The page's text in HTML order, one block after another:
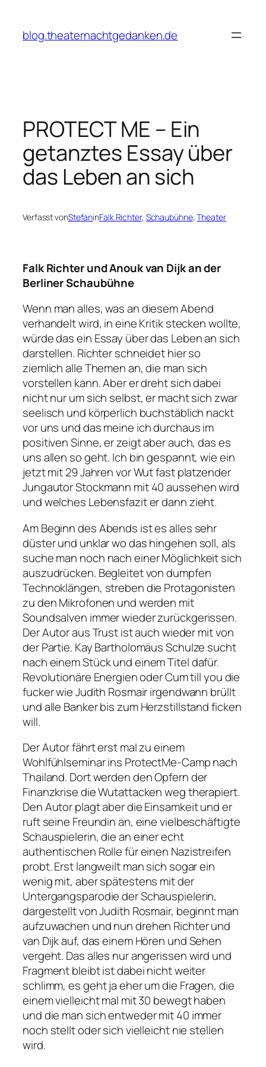
springen
blog.theaternachtgedanken.de
PROTECT ME – Ein
getanztes Essay über
das Leben an sich
Verfasst vonStefaninFalk Richter, Schaubühne, Theater
Falk Richter und Anouk van Dijk an der
Berliner Schaubühne
Wenn man alles, was an diesem Abend
verhandelt wird, in eine Kritik stecken wollte,
würde das ein Essay über das Leben an sich
darstellen. Richter schneidet hier so
ziemlich alle Themen an, die man sich
vorstellen kann. Aber er dreht sich dabei
nicht nur um sich selbst, er macht sich zwar
seelisch und körperlich buchstäblich nackt
vor uns und das meine ich durchaus im
positiven Sinne, er zeigt aber auch, das es
uns allen so geht. Ich bin gespannt, wie ein
jetzt mit 29 Jahren vor Wut fast platzender
Jungautor Stockmann mit 40 aussehen wird
und welches Lebensfazit er dann zieht.
Am Beginn des Abends ist es alles sehr
düster und unklar wo das hingehen soll, als
suche man noch nach einer Möglichkeit sich
auszudrücken. Begleitet von dumpfen
Technoklängen, streben die Protagonisten
zu den Mikrofonen und werden mit
Soundsalven immer wieder zurückgerissen.
Der Autor aus Trust ist auch wieder mit von
der Partie. Kay Bartholomäus Schulze sucht
nach einem Stück und einem Titel dafür.
Revolutionäre Energien oder Cum till you die
fucker wie Judith Rosmair irgendwann brüllt
und alle Banker bis zum Herzstillstand ficken
will.
Der Autor fährt erst mal zu einem
Wohlfühlseminar ins ProtectMe-Camp nach
Thailand. Dort werden den Opfern der
Finanzkrise die Wutattacken weg therapiert.
Den Autor plagt aber die Einsamkeit und er
ruft seine Freundin an, eine vielbeschäftigte
Schauspielerin, die an einer echt
authentischen Rolle für einen Nazistreifen
probt. Erst langweilt man sich sogar ein
wenig mit, aber spätestens mit der
Untergangsparodie der Schauspielerin,
dargestellt von Judith Rosmair, beginnt man
aufzuwachen und nun drehen Richter und
van Dijk auf, das einem Hören und Sehen
vergeht. Das alles nur angerissen wird und
Fragment bleibt ist dabei nicht weiter
schlimm, es geht ja eher um die Fragen, die
einem vielleicht mal mit 30 bewegt haben
und die man sich entweder mit 40 immer
noch stellt oder sich vielleicht nie stellen
wird.